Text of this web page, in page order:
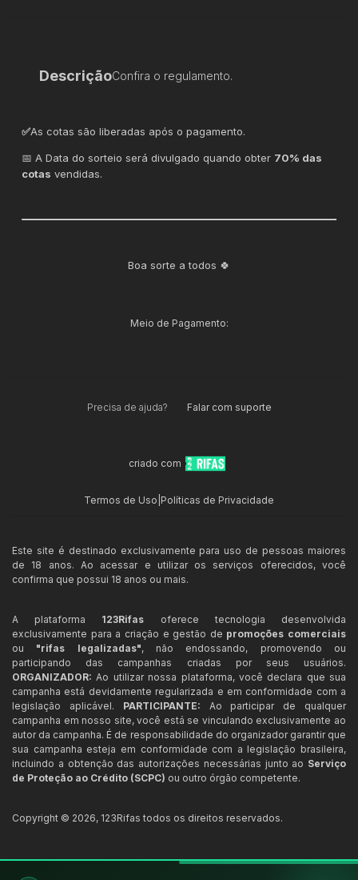
DescriçãoConfira o regulamento.
✅As cotas são liberadas após o pagamento.
📅 A Data do sorteio será divulgado quando obter 70% das
cotas vendidas.
Boa sorte a todos 🍀
Meio de Pagamento:
Precisa de ajuda? Falar com suporte
criado com
Termos de Uso Políticas de Privacidade
Este site é destinado exclusivamente para uso de pessoas maiores
de 18 anos. Ao acessar e utilizar os serviços oferecidos, você
confirma que possui 18 anos ou mais.
A plataforma 123Rifas oferece tecnologia desenvolvida
exclusivamente para a criação e gestão de promoções comerciais
ou "rifas legalizadas", não endossando, promovendo ou
participando das campanhas criadas por seus usuários.
ORGANIZADOR: Ao utilizar nossa plataforma, você declara que sua
campanha está devidamente regularizada e em conformidade com a
legislação aplicável. PARTICIPANTE: Ao participar de qualquer
campanha em nosso site, você está se vinculando exclusivamente ao
autor da campanha. É de responsabilidade do organizador garantir que
sua campanha esteja em conformidade com a legislação brasileira,
incluindo a obtenção das autorizações necessárias junto ao Serviço
de Proteção ao Crédito (SCPC) ou outro órgão competente.
Copyright © 2026, 123Rifas todos os direitos reservados.